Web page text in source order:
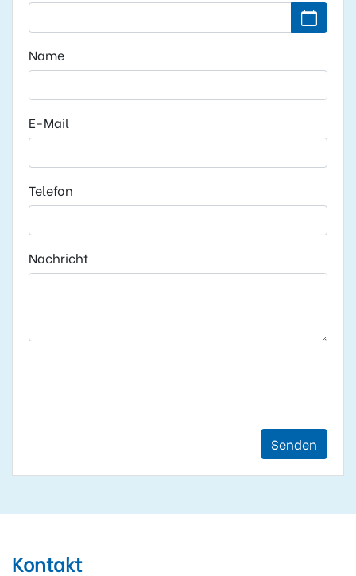
Kein
Name
E-Mail
Telefon
Nachricht
Senden
Kontakt